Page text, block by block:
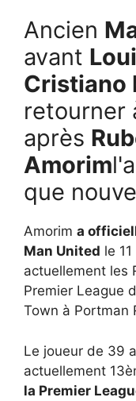
Ancien
avant
Cristiano
retourner
après
Amorim
que
Amorim a
Man United le
actuellement les
Premier League
Town à Portman
Le joueur de 39
actuellement
la Premier